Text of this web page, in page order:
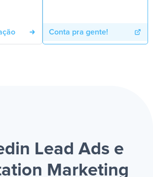
Conta pra gente!
Lead Ads e
Marketing